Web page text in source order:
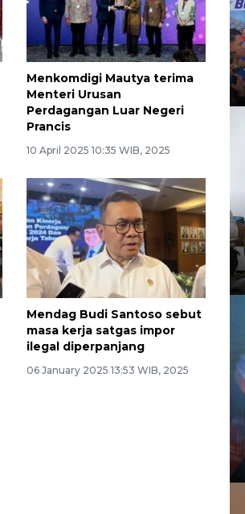
Menkomdigi Mautya terima
Menteri Urusan
Perdagangan Luar Negeri
Prancis
10 April 2025 10:35 WIB, 2025
Mendag Budi Santoso sebut
masa kerja satgas impor
ilegal diperpanjang
06 January 2025 13:53 WIB, 2025